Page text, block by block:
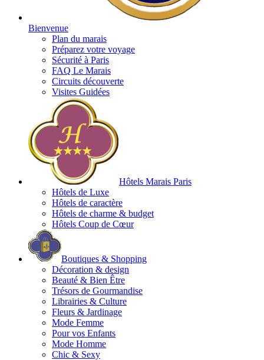
Bienvenue
Plan du marais
Préparez votre voyage
Sécurité à Paris
FAQ Le Marais
Circuits découverte
Visites Guidées
Hôtels Marais Paris
Hôtels de Luxe
Hôtels de caractère
Hôtels de charme & budget
Hôtels Coup de Cœur
Boutiques & Shopping
Décoration & design
Beauté & Bien Être
Trésors de Gourmandise
Librairies & Culture
Fleurs & Jardinage
Mode Femme
Pour vos Enfants
Mode Homme
Chic & Sexy